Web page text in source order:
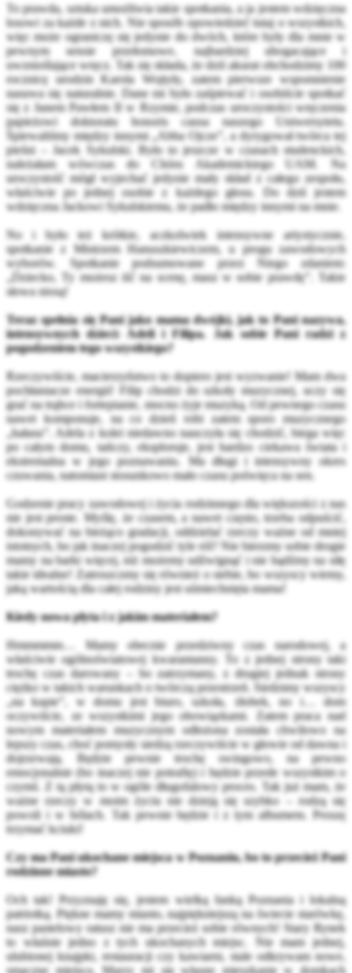
To prawda, sztuka umożliwia takie spotkania, a ja jestem wdzięczna
losowi za każde z nich. Nie sposób opowiedzieć tutaj o wszystkich,
więc może ograniczę się jedynie do dwóch, które były dla mnie w
pewnym sensie przełomowe, najbardziej ubogacające i
uwznioślające wręcz. Tak się składa, że dziś akurat obchodzimy 100
rocznicę urodzin Karola Wojtyły, zatem pierwsze wspomnienie
nasuwa się naturalnie. Dane mi było zaśpiewać i osobiście spotkać
się z Janem Pawłem II w Rzymie, podczas uroczystości wręczenia
papieżowi doktoratu honoris causa naszego Uniwersytetu.
Śpiewaliśmy między innymi „Abba Ojcze”, a dyrygował twórca tej
pieśni – Jacek Sykulski. Było to jeszcze w czasach studenckich,
należałam wówczas do Chóru Akademickiego UAM. Na
uroczystość mógł wyjechać jedynie mały skład z całego zespołu,
właściwie po jednej osobie z każdego głosu. Do dziś jestem
wdzięczna Jackowi Sykulskiemu, że padło między innymi na mnie.
No i było też krótkie, aczkolwiek intensywne artystycznie,
spotkanie z Mistrzem Hanuszkiewiczem, u progu zawodowych
wyborów. Spotkanie podsumowane przez Niego zdaniem:
„Dziecko, Ty możesz iść na scenę, masz w sobie prawdę”. Takie
słowa niosą!
Teraz spełnia się Pani jako mama dwójki, jak to Pani nazywa,
intensywnych dzieci: Adeli i Filipa. Jak sobie Pani radzi z
pogodzeniem tego wszystkiego?
Rzeczywiście, macierzyństwo to dopiero jest wyzwanie! Mam dwa
pochłaniacze energii! Filip chodzi do szkoły muzycznej, uczy się
grać na trąbce i fortepianie, mocno żyje muzyką. Od pewnego czasu
nawet komponuje, na co dzień robi zatem sporo muzycznego
„hałasu”. Adela z kolei niedawno nauczyła się chodzić, biega więc
po całym domu, tańczy, eksploruje, jest bardzo ciekawa świata i
ekstremalna w jego poznawaniu. Ma długi i intensywny okres
czuwania, natomiast stosunkowo mało czasu poświęca na sen.
Godzenie pracy zawodowej i życia rodzinnego dla większości z nas
nie jest proste. Myślę, że czasem, a nawet często, trzeba odpuścić,
dokonywać na bieżąco gradacji, oddzielać rzeczy ważne od mniej
istotnych, bo jak inaczej pogodzić tyle ról? Nie bierzmy sobie drogie
mamy na barki więcej, niż możemy udźwignąć i nie bądźmy na siłę
takie idealne! Zatroszczmy się również o siebie, bo wszyscy wiemy,
jaką wartością dla całej rodziny jest uśmiechnięta mama!
Kiedy nowa płyta i z jakim materiałem?
Hmmmmm… Mamy obecnie przedziwny czas narodowej, a
właściwie ogólnoświatowej kwarantanny. To z jednej strony taki
trochę czas darowany – bo zatrzymany, z drugiej jednak strony
ciężko w takich warunkach o twórczą przestrzeń. Siedzimy wszyscy
„na kupie”, w domu jest biuro, szkoła, żłobek, no i… dom
oczywiście, ze wszystkimi jego obowiązkami. Zatem praca nad
nowym materiałem muzycznym odłożona została chwilowo na
lepszy czas, choć pomysły siedzą rzeczywiście w głowie od dawna i
dojrzewają. Będzie pewnie trochę swingowo, na pewno
emocjonalnie (bo inaczej nie potrafię) i będzie przede wszystkim o
czymś. Z tą płytą to w ogóle długofalowy proces. Tak już mam, że
ważne rzeczy w moim życiu nie dzieją się szybko – rodzą się
powoli i w bólach. Tak pewnie będzie i z tym albumem. Proszę
trzymać kciuki!
Czy ma Pani ukochane miejsca w Poznaniu, bo to przecież Pani
rodzinne miasto?
Och tak! Przyznaję się, jestem wielką fanką Poznania i lokalną
patriotką. Piękne mamy miasto, najpiękniejszą na świecie starówkę,
nasz pastelowy ratusz nie ma przecież sobie równych! Stary Rynek
to właśnie jedno z tych ukochanych miejsc. Nie mam jednej,
ulubionej knajpki, restauracji czy kawiarni, stale odkrywam nowe,
smaczne miejsca. Marzy mi się własne mieszkanie w domkach